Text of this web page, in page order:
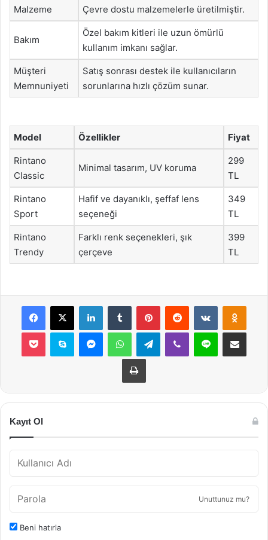
Malzeme Çevre dostu malzemelerle üretilmiştir.
Bakım
Özel bakım kitleri ile uzun ömürlü
kullanım imkanı sağlar.
Müşteri
Memnuniyeti
Satış sonrası destek ile kullanıcıların
sorunlarına hızlı çözüm sunar.
Model Özellikler Fiyat
Rintano
Classic
Minimal tasarım, UV koruma
299
TL
Rintano
Sport
Hafif ve dayanıklı, şeffaf lens
seçeneği
349
TL
Rintano
Trendy
Farklı renk seçenekleri, şık
çerçeve
399
TL
Facebook
X LinkedInTumblr PinterestReddit VKontakte
Pocket Skype MessengerWhatsAppTelegramViber Line E-Posta ile
Yazdır
Kayıt Ol
Unuttunuz mu?
Beni hatırla